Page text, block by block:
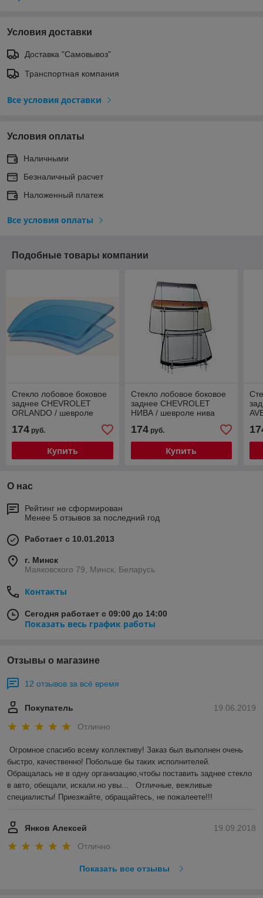
Условия доставки
Доставка "Самовывоз"
Транспортная компания
Все условия доставки
Условия оплаты
Наличными
Безналичный расчет
Наложенный платеж
Все условия оплаты
Подобные товары компании
Стекло лобовое боковое
заднее CHEVROLET
ORLANDO / шевроле
174 руб.
Купить
Стекло лобовое боковое
заднее CHEVROLET
НИВА / шевроле нива
174руб.
Купить
О нас
Рейтинг не сформирован
Менее 5 отзывов за последний год
Работает с 10.01.2013
г. Минск
Маяковского 79, Минск, Беларусь
Контакты
Сегодня работает с 09:00 до 14:00
Показать весь график работы
Отзывы о магазине
12 отзывов за всё время
19.06.2019
Покупатель
Отлично
Огромное спасибо всему коллективу! Заказ был выполнен очень
быстро, качественно! Побольше бы таких исполнителей.
Обращалась не в одну организацию,чтобы поставить заднее стекло
в авто, обещали, искали.но увы...   Отличные, вежливые
специалисты! Приезжайте, обращайтесь, не пожалеете!!!
19.09.2018
Янков Алексей
Отлично
Показать все отзывы